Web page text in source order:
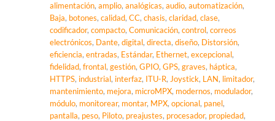
alimentación,amplio,analógicas,audio,automatización,
Baja, botones,calidad,CC,chasis,claridad,clase,
codificador,compacto,Comunicación,control,correos
electrónicos, Dante,digital,directa,diseño, Distorsión,
eficiencia,entradas, Estándar, Ethernet,excepcional,
fidelidad,frontal,gestión,GPIO,GPS,graves, háptica,
HTTPS, industrial, interfaz, ITU-R, Joystick, LAN, limitador,
mantenimiento, mejora, microMPX, modernos, modulador,
módulo, monitorear, montar, MPX,opcional, panel,
pantalla, peso, Piloto, preajustes, procesador, propiedad,